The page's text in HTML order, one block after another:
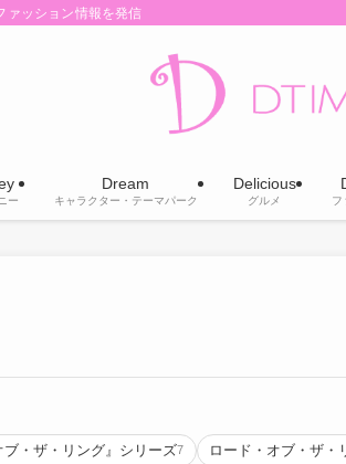
ァッション情報を発信
ー
Dream
キャラクター・テーマパーク
Delicious
グルメ フ
ブ・ザ・リング』シリーズ7 ロード・オブ・ザ・